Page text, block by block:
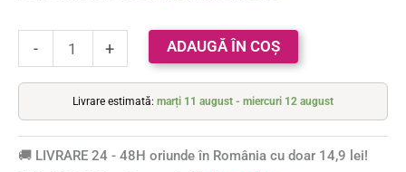
- + ADAUGĂ ÎN COȘ
Livrare estimată: marți 11 august - miercuri 12 august
🚚 LIVRARE 24 - 48H oriunde în România cu doar 14,9 lei!